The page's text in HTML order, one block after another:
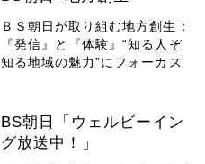
ＢＳ朝日が取り組む地方創生：
『発信』と『体験』“知る人ぞ
知る地域の魅力”にフォーカス
BS朝日「ウェルビーイン
グ放送中！」